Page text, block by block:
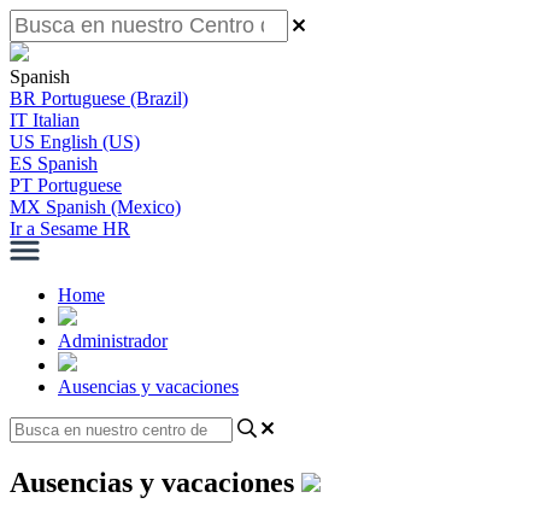
Spanish
BR Portuguese (Brazil)
IT Italian
US English (US)
ES Spanish
PT Portuguese
MX Spanish (Mexico)
Ir a Sesame HR
Home
Administrador
Ausencias y vacaciones
Ausencias y vacaciones